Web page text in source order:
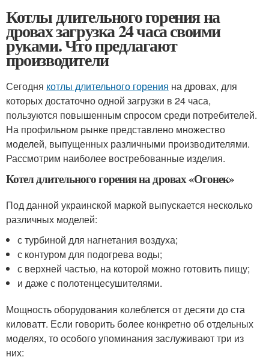
Котлы длительного горения на
дровах загрузка 24 часа своими
руками. Что предлагают
производители
Сегодня котлы длительного горения на дровах, для
которых достаточно одной загрузки в 24 часа,
пользуются повышенным спросом среди потребителей.
На профильном рынке представлено множество
моделей, выпущенных различными производителями.
Рассмотрим наиболее востребованные изделия.
Котел длительного горения на дровах «Огонек»
Под данной украинской маркой выпускается несколько
различных моделей:
с турбиной для нагнетания воздуха;
с контуром для подогрева воды;
с верхней частью, на которой можно готовить пищу;
и даже с полотенцесушителями.
Мощность оборудования колеблется от десяти до ста
киловатт. Если говорить более конкретно об отдельных
моделях, то особого упоминания заслуживают три из
них: